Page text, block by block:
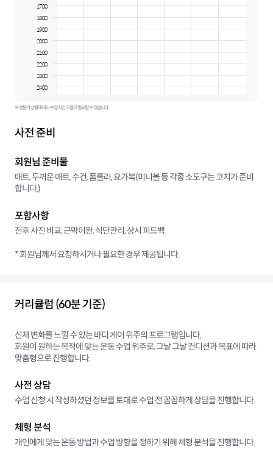
17:00
18:00
19:00
20:00
21:00
22:00
23:00
24:00
※ 전문가 상황에 따라 수업 시간 조율이 필요할 수 있습니다.
사전 준비
회원님 준비물
매트, 두꺼운 매트, 수건, 폼롤러, 요가복(미니볼 등 각종 소도구는 코치가 준비
합니다.)
포함사항
전후 사진 비교, 근막이완, 식단관리, 상시 피드백
* 회원님께서 요청하시거나 필요한 경우 제공됩니다.
커리큘럼 (60분 기준)
신체 변화를 느낄 수 있는 바디 케어 위주의 프로그램입니다.
회원이 원하는 목적에 맞는 운동 수업 위주로, 그날 그날 컨디션과 목표에 따라
맞춤형으로 진행합니다.
사전 상담
수업 신청 시 작성하셨던 정보를 토대로 수업 전 꼼꼼하게 상담을 진행합니다.
체형 분석
개인에게 맞는 운동 방법과 수업 방향을 정하기 위해 체형 분석을 진행합니다.